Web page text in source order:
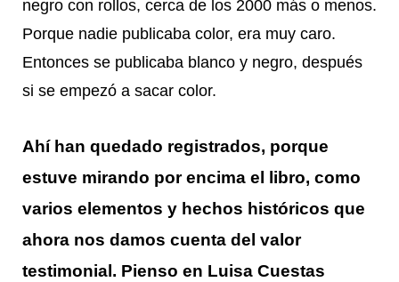
negro con rollos, cerca de los 2000 más o menos.
Porque nadie publicaba color, era muy caro.
Entonces se publicaba blanco y negro, después
si se empezó a sacar color.
Ahí han quedado registrados, porque
estuve mirando por encima el libro, como
varios elementos y hechos históricos que
ahora nos damos cuenta del valor
testimonial. Pienso en Luisa Cuestas